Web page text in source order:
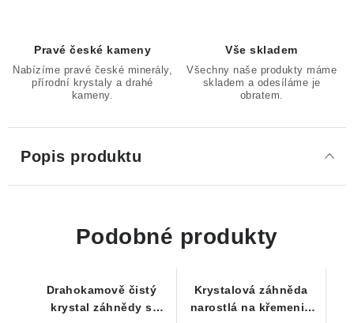
Pravé české kameny
Nabízíme pravé české minerály,
přírodní krystaly a drahé
kameny.
Vše skladem
Všechny naše produkty máme
skladem a odesíláme je
obratem.
Popis produktu
Podobné produkty
Drahokamově čistý
krystal záhnědy s
Krystalová záhněda
narostlá na křemeni -